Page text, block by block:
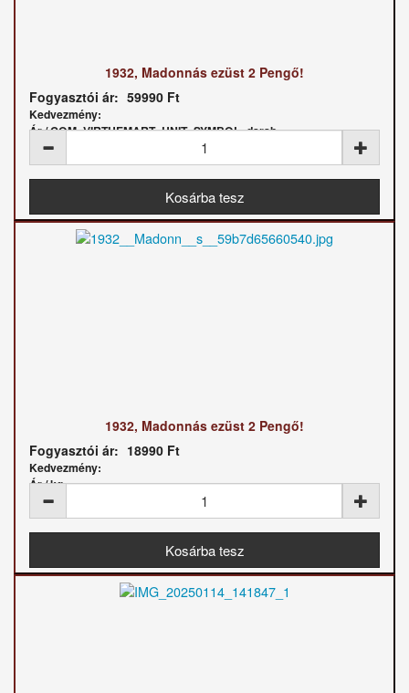
1932, Madonnás ezüst 2 Pengő!
Fogyasztói ár: 59990 Ft
Kedvezmény:
Ár / COM_VIRTUEMART_UNIT_SYMBOL_darab:
1932, Madonnás ezüst 2 Pengő!
Fogyasztói ár: 18990 Ft
Kedvezmény:
Ár / kg: